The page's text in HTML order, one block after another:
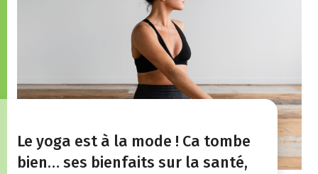
Le yoga est à la mode ! Ca tombe
bien… ses bienfaits sur la santé,